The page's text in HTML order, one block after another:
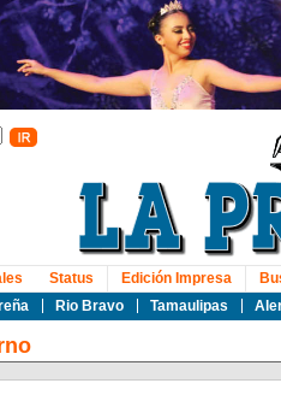
Rio Bravo Tamaulipas
Status Edición Impresa